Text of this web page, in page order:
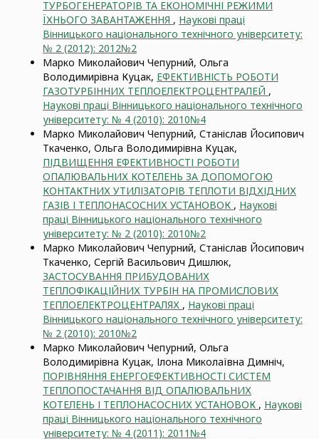
ТУРБОГЕНЕРАТОРІВ ТА ЕКОНОМІЧНІ РЕЖИМИ
ЇХНЬОГО ЗАВАНТАЖЕННЯ , Наукові праці
Вінницького національного технічного університету:
№ 2 (2012): 2012№2
Марко Миколайович Чепурний, Ольга
Володимирівна Куцак, ЕФЕКТИВНІСТЬ РОБОТИ
ГАЗОТУРБІННИХ ТЕПЛОЕЛЕКТРОЦЕНТРАЛЕЙ ,
Наукові праці Вінницького національного технічного
університету: № 4 (2010): 2010№4
Марко Миколайович Чепурний, Станіслав Йосипович
Ткаченко, Ольга Володимирівна Куцак,
ПІДВИЩЕННЯ ЕФЕКТИВНОСТІ РОБОТИ
ОПАЛЮВАЛЬНИХ КОТЕЛЕНЬ ЗА ДОПОМОГОЮ
КОНТАКТНИХ УТИЛІЗАТОРІВ ТЕПЛОТИ ВІДХІДНИХ
ГАЗІВ І ТЕПЛОНАСОСНИХ УСТАНОВОК , Наукові
праці Вінницького національного технічного
університету: № 2 (2010): 2010№2
Марко Миколайович Чепурний, Станіслав Йосипович
Ткаченко, Сергій Васильович Дишлюк,
ЗАСТОСУВАННЯ ПРИБУДОВАНИХ
ТЕПЛОФІКАЦІЙНИХ ТУРБІН НА ПРОМИСЛОВИХ
ТЕПЛОЕЛЕКТРОЦЕНТРАЛЯХ , Наукові праці
Вінницького національного технічного університету:
№ 2 (2010): 2010№2
Марко Миколайович Чепурний, Ольга
Володимирівна Куцак, Ілона Миколаївна Димніч,
ПОРІВНЯННЯ ЕНЕРГОЕФЕКТИВНОСТІ СИСТЕМ
ТЕПЛОПОСТАЧАННЯ ВІД ОПАЛЮВАЛЬНИХ
КОТЕЛЕНЬ І ТЕПЛОНАСОСНИХ УСТАНОВОК , Наукові
праці Вінницького національного технічного
університету: № 4 (2011): 2011№4